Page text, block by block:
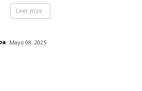
Leer mas
Mayo 08, 2025